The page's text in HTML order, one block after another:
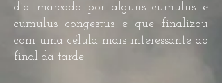
dia marcado por alguns cumulus e
cumulus congestus e que finalizou
com uma célula mais interessante ao
final da tarde.